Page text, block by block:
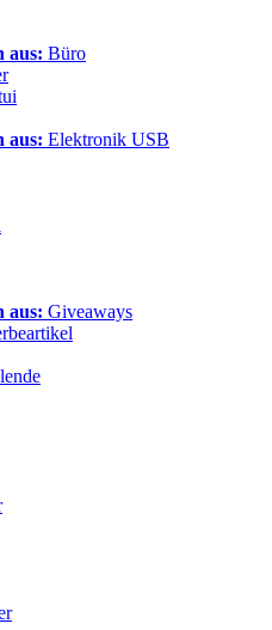
aus: Büro
aus: Elektronik USB
aus: Giveaways